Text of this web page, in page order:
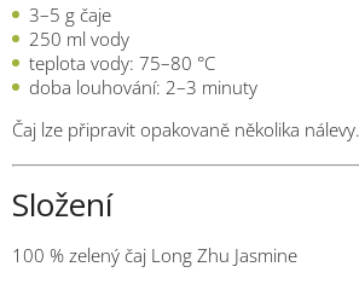
3–5 g čaje
250 ml vody
teplota vody: 75–80 °C
doba louhování: 2–3 minuty
Čaj lze připravit opakovaně několika nálevy.
Složení
100 % zelený čaj Long Zhu Jasmine